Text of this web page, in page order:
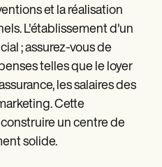
et la réalisation
L'établissement d'un
; assurez-vous de
telles que le loyer
les salaires des
Cette
un centre de
solide.